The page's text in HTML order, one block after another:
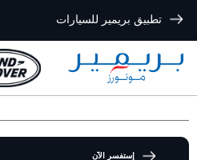
تطبيق بريمير للسيارات
إستفسر الآن